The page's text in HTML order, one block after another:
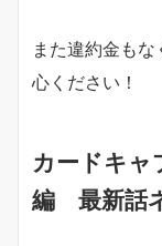
また違約金も
心ください！
カードキャ
編 最新話